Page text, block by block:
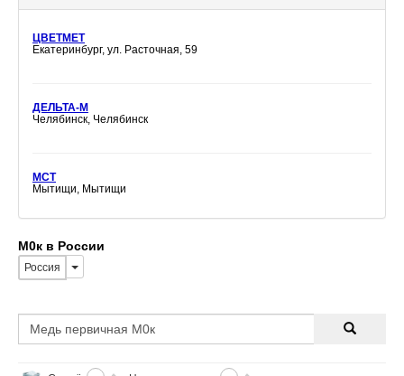
ЦВЕТМЕТ
Екатеринбург, ул. Расточная, 59
ДЕЛЬТА-М
Челябинск, Челябинск
МСТ
Мытищи, Мытищи
М0к в России
Россия